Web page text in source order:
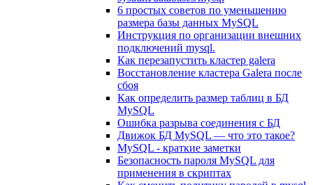
6 простых советов по уменьшению
размера базы данных MySQL
Инструкция по организации внешних
подключений mysql.
Как перезапустить кластер galera
Восстановление кластера Galera после
сбоя
Как определить размер таблиц в БД
MySQL
Ошибка разрыва соединения с БД
Движок БД MySQL — что это такое?
MySQL - краткие заметки
Безопасность пароля MySQL для
применения в скриптах